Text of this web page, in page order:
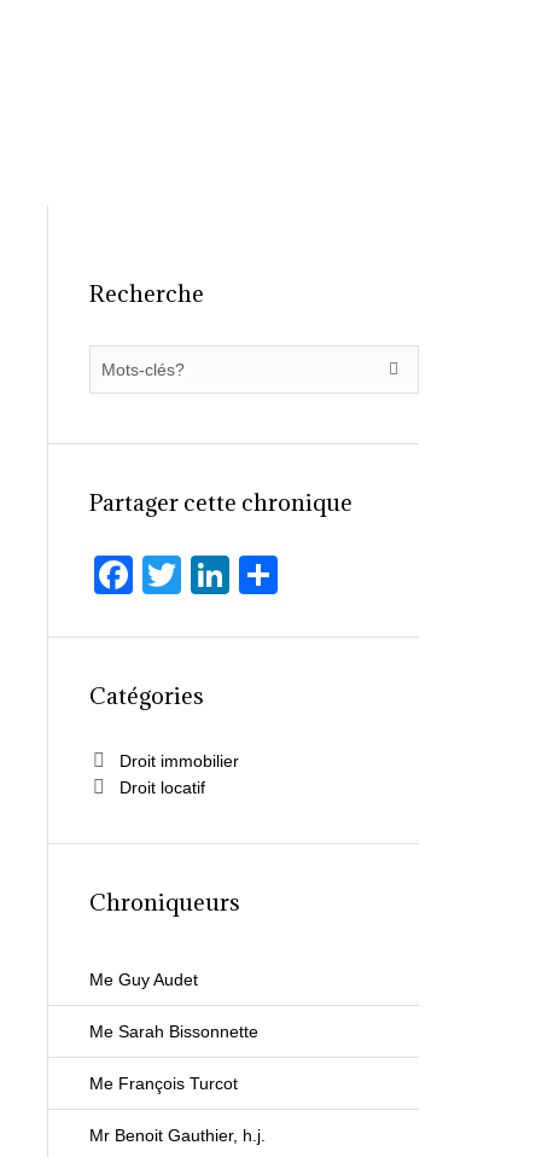
Recherche
Partager cette chronique
F
c
e
o
o
k
T
tt
er
Li
k
n
ta
Catégories
Droit immobilier
Droit locatif
Chroniqueurs
Me Guy Audet
Me Sarah Bissonnette
Me François Turcot
Mr Benoit Gauthier, h.j.